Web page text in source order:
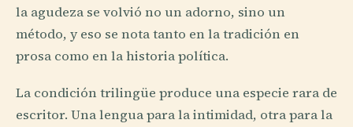
la agudeza se volvió no un adorno, sino un
método, y eso se nota tanto en la tradición en
prosa como en la historia política.
La condición trilingüe produce una especie rara de
escritor. Una lengua para la intimidad, otra para la